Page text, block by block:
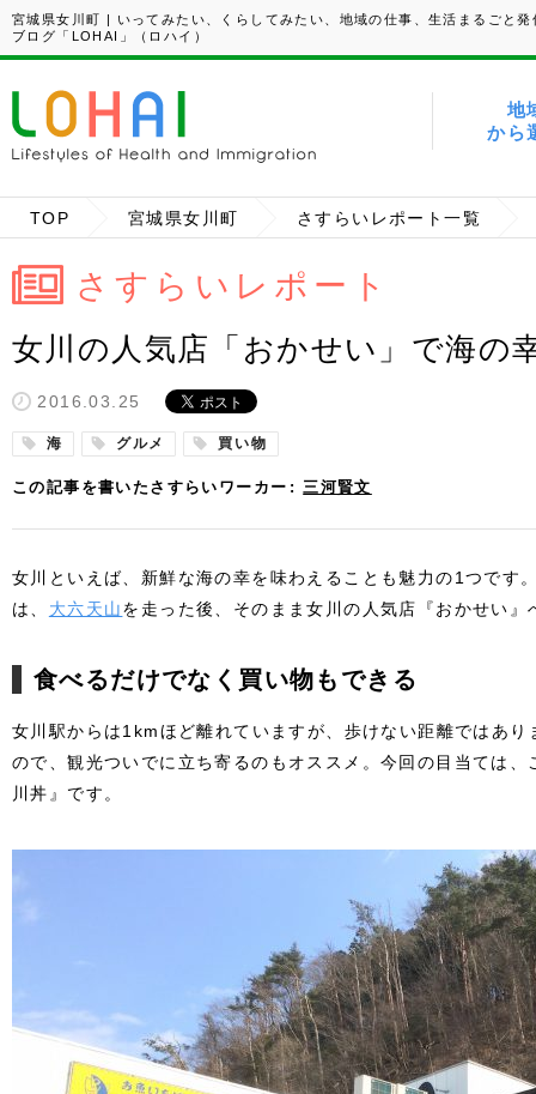
宮城県女川町 | いってみたい、くらしてみたい、地域の仕事、生活まるごと発
ブログ「LOHAI」（ロハイ）
地
から
TOP 宮城県女川町 さすらいレポート一覧
さすらいレポート
女川の人気店「おかせい」で海の
2016.03.25
海 グルメ 買い物
この記事を書いたさすらいワーカー 三河賢文
女川といえば、新鮮な海の幸を味わえることも魅力の1つです
は、 大六天山を走った後、そのまま女川の人気店『おかせい』
食べるだけでなく買い物もできる
女川駅からは1kmほど離れていますが、歩けない距離ではあ
ので、観光ついでに立ち寄るのもオススメ。今回の目当ては
川丼』です。